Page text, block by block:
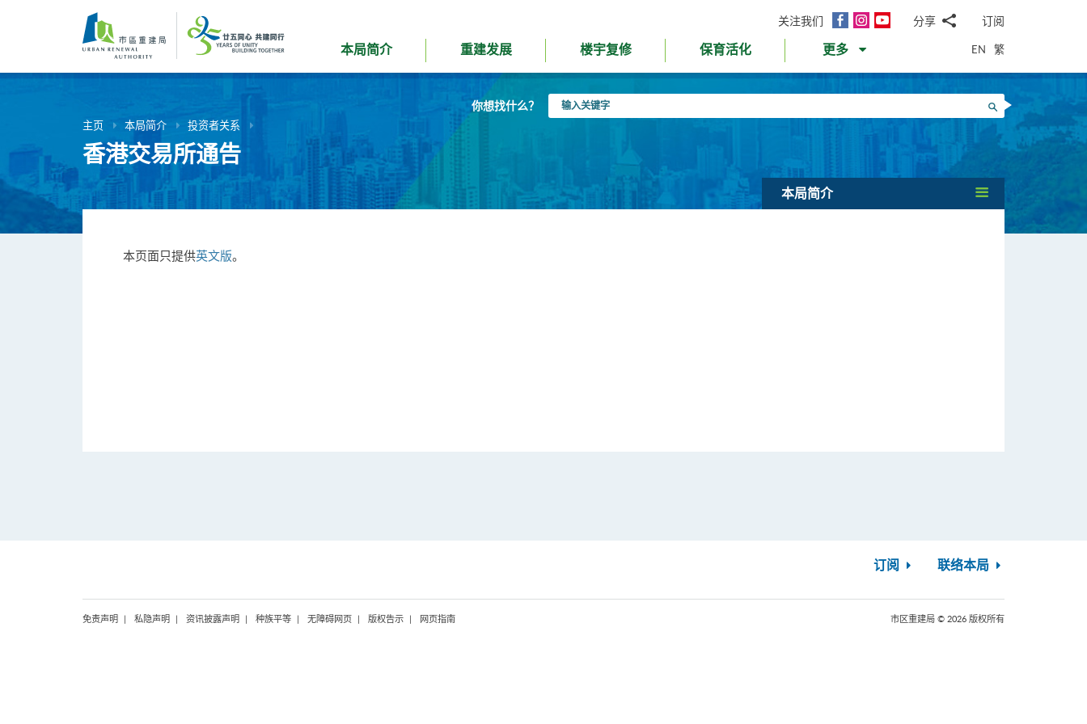
内
关注我们
面
InstagramYouTube分享
邮WhatsApp
微
信
面
书Twitter
LinkedIn
微
订阅
本局简介 重建发展 楼宇复修 保育活化 更多 EN 繁
你想找什么？
入
搜寻
主页 本局简介 投资者关系
香港交易所通告
本局简介
本页面只提供英文版。
订阅 联络本局
免责声明 私隐声明 资讯披露声明 种族平等 无障碍网页 版权告示 网页指南 市区重建局 © 2026 版权所有